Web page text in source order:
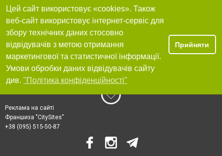
Цей сайт використовує «cookies». Також
веб-сайт використовує інтернет-сервіс для
збору технічних даних стосовно
відвідувачів з метою отримання
маркетингової та статистичної інформації.
Умови обробки даних відвідувачів сайту
див. "Політика конфіденційності"
Прийняти
Реклама на сайті
Франшиза "CitySites"
+38 (095) 515-50-87